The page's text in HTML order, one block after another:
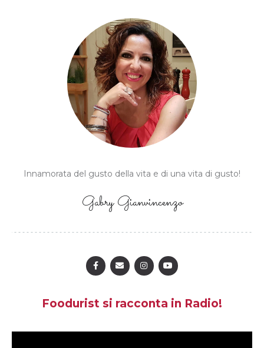
Innamorata del gusto della vita e di una vita di gusto!
Gabry Gianvincenzo
Foodurist si racconta in Radio!